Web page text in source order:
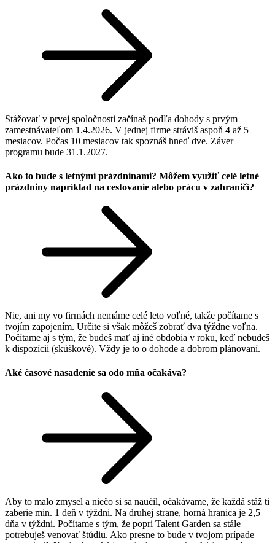
Stážovať v prvej spoločnosti začínaš podľa dohody s prvým
zamestnávateľom 1.4.2026. V jednej firme stráviš aspoň 4 až 5
mesiacov. Počas 10 mesiacov tak spoznáš hneď dve. Záver
programu bude 31.1.2027.
Ako to bude s letnými prázdninami? Môžem využiť celé letné
prázdniny napríklad na cestovanie alebo prácu v zahraničí?
Nie, ani my vo firmách nemáme celé leto voľné, takže počítame s
tvojím zapojením. Určite si však môžeš zobrať dva týždne voľna.
Počítame aj s tým, že budeš mať aj iné obdobia v roku, keď nebudeš
k dispozícii (skúškové). Vždy je to o dohode a dobrom plánovaní.
Aké časové nasadenie sa odo mňa očakáva?
Aby to malo zmysel a niečo si sa naučil, očakávame, že každá stáž ti
zaberie min. 1 deň v týždni. Na druhej strane, horná hranica je 2,5
dňa v týždni. Počítame s tým, že popri Talent Garden sa stále
potrebuješ venovať štúdiu. Ako presne to bude v tvojom prípade